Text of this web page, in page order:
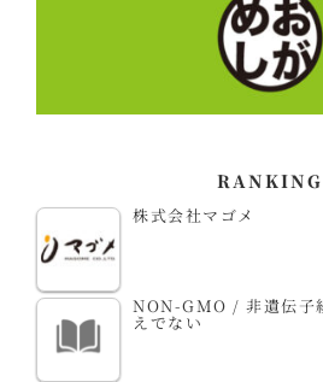
RANKING
株式会社マゴメ
NON-GMO / 非遺伝子
えでない